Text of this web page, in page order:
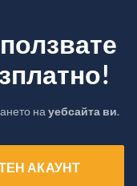
на уебсайта ви.
АКАУНТ